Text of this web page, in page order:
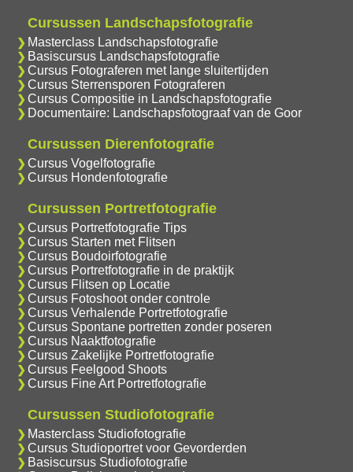
Cursussen Landschapsfotografie
Masterclass Landschapsfotografie
Basiscursus Landschapsfotografie
Cursus Fotograferen met lange sluitertijden
Cursus Sterrensporen Fotograferen
Cursus Compositie in Landschapsfotografie
Documentaire: Landschapsfotograaf van de Goor
Cursussen Dierenfotografie
Cursus Vogelfotografie
Cursus Hondenfotografie
Cursussen Portretfotografie
Cursus Portretfotografie Tips
Cursus Starten met Flitsen
Cursus Boudoirfotografie
Cursus Portretfotografie in de praktijk
Cursus Flitsen op Locatie
Cursus Fotoshoot onder controle
Cursus Verhalende Portretfotografie
Cursus Spontane portretten zonder poseren
Cursus Naaktfotografie
Cursus Zakelijke Portretfotografie
Cursus Feelgood Shoots
Cursus Fine Art Portretfotografie
Cursussen Studiofotografie
Masterclass Studiofotografie
Cursus Studioportret voor Gevorderden
Basiscursus Studiofotografie